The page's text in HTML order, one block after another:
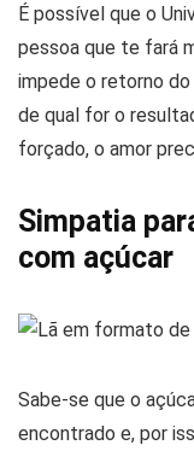
É possível que o
pessoa que te fará
impede o retorno
de qual for o
forçado, o amor
Simpatia
com açúcar
Sabe-se que o
encontrado e, por